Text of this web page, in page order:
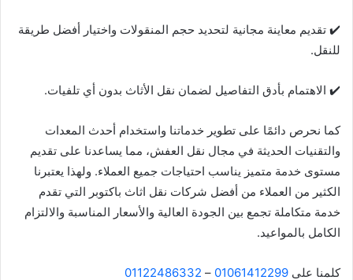
✔️ تقديم معاينة مجانية لتحديد حجم المنقولات واختيار أفضل طريقة
للنقل.
✔️ الاهتمام بأدق التفاصيل لضمان نقل الأثاث بدون أي تلفيات.
كما نحرص دائمًا على تطوير خدماتنا واستخدام أحدث المعدات
والتقنيات الحديثة في مجال نقل العفش، مما يساعدنا على تقديم
مستوى خدمة متميز يناسب احتياجات جميع العملاء. ولهذا يعتبرنا
الكثير من العملاء من أفضل شركات نقل اثاث باكتوبر التي تقدم
خدمة متكاملة تجمع بين الجودة العالية والأسعار المناسبة والالتزام
الكامل بالمواعيد.
كلمنا على 01061412299
–
01122486332